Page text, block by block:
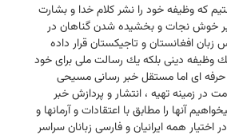
كه وظیفه خود را نشر كلام خدا و بشارت
خوش نجات و بخشیده شدن گناهان در
زبان افغانستان و تاجیكستان قرار داده
وظیفه دینی بلكه یك رسالت ملی برای خود
حرفه ای اما مستقل خبر رسانی مسیحی
در زمینه تهیه ، انتشار و پردازش خبر
آنها را مطابق با اعتقادات و آرمانها و
همه ایرانیان و فارسی زبانان سراسر